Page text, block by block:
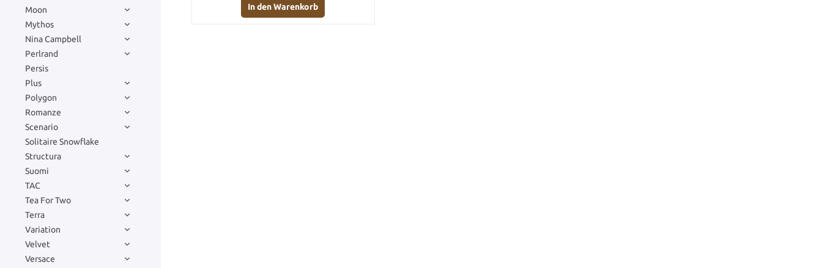
Moon
Mythos
Nina Campbell
Perlrand
Persis
Plus
Polygon
Romanze
Scenario
Solitaire Snowflake
Structura
Suomi
TAC
Tea For Two
Terra
Variation
Velvet
Versace
In den Warenkorb